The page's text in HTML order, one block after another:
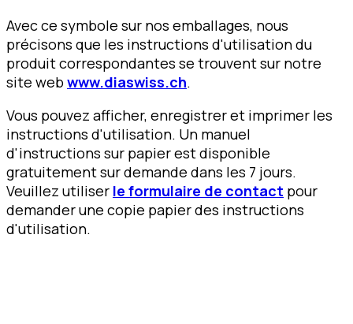
Avec ce symbole sur nos emballages, nous
précisons que les instructions d'utilisation du
produit correspondantes se trouvent sur notre
site web www.diaswiss.ch.
Vous pouvez afficher, enregistrer et imprimer les
instructions d'utilisation. Un manuel
d'instructions sur papier est disponible
gratuitement sur demande dans les 7 jours.
Veuillez utiliser le formulaire de contact pour
demander une copie papier des instructions
d'utilisation.